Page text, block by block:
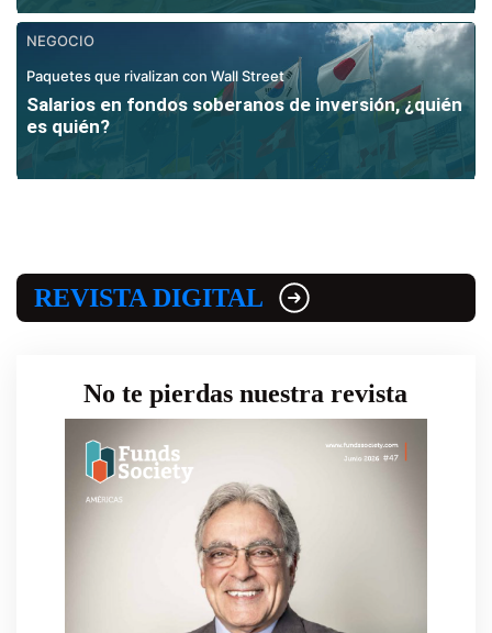
NEGOCIO
Paquetes que rivalizan con Wall Street
Salarios en fondos soberanos de inversión, ¿quién
es quién?
REVISTA DIGITAL
No te pierdas nuestra revista